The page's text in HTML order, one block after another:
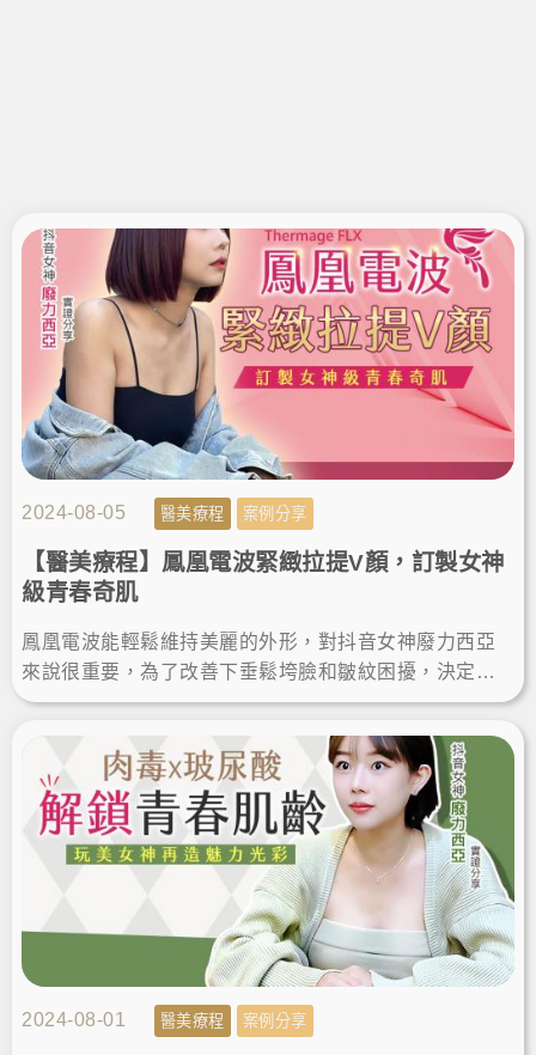
2024-08-05 醫美療程 案例分享
【醫美療程】鳳凰電波緊緻拉提V顏，訂製女神
級青春奇肌
鳳凰電波能輕鬆維持美麗的外形，對抖音女神廢力西亞
來說很重要，為了改善下垂鬆垮臉和皺紋困擾，決定在
楊氏羅丹診所，透過鳳凰電波拉皮療程有效拉提，讓肌
膚更年輕緊緻！
2024-08-01 醫美療程 案例分享